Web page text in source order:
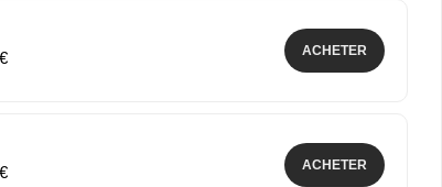
ACHETER
ACHETER